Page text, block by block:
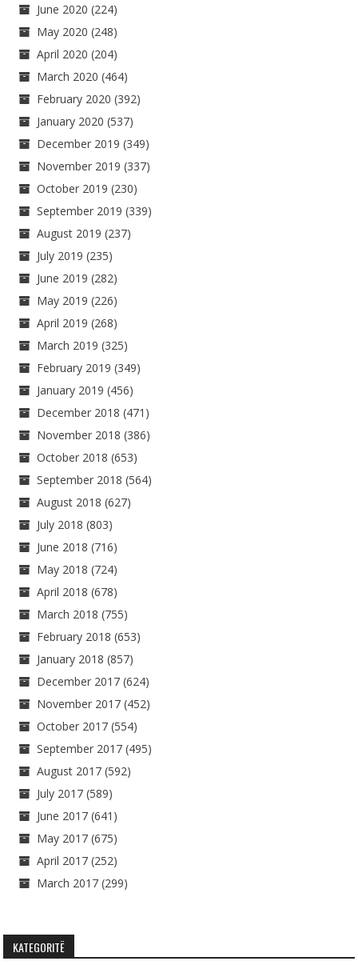
June 2020 (224)
May 2020 (248)
April 2020 (204)
March 2020 (464)
February 2020 (392)
January 2020 (537)
December 2019 (349)
November 2019 (337)
October 2019 (230)
September 2019 (339)
August 2019 (237)
July 2019 (235)
June 2019 (282)
May 2019 (226)
April 2019 (268)
March 2019 (325)
February 2019 (349)
January 2019 (456)
December 2018 (471)
November 2018 (386)
October 2018 (653)
September 2018 (564)
August 2018 (627)
July 2018 (803)
June 2018 (716)
May 2018 (724)
April 2018 (678)
March 2018 (755)
February 2018 (653)
January 2018 (857)
December 2017 (624)
November 2017 (452)
October 2017 (554)
September 2017 (495)
August 2017 (592)
July 2017 (589)
June 2017 (641)
May 2017 (675)
April 2017 (252)
March 2017 (299)
KATEGORITË